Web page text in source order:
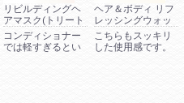
リビルディングヘ
アマスク(トリート
メント)/OWAY
コンディショナー
では軽すぎるとい
ヘア＆ボディ リフ
レッシングウォッ
シュ(シャンプ
ー)/OWMEN-OWAY
こちらもスッキリ
した使用感です。